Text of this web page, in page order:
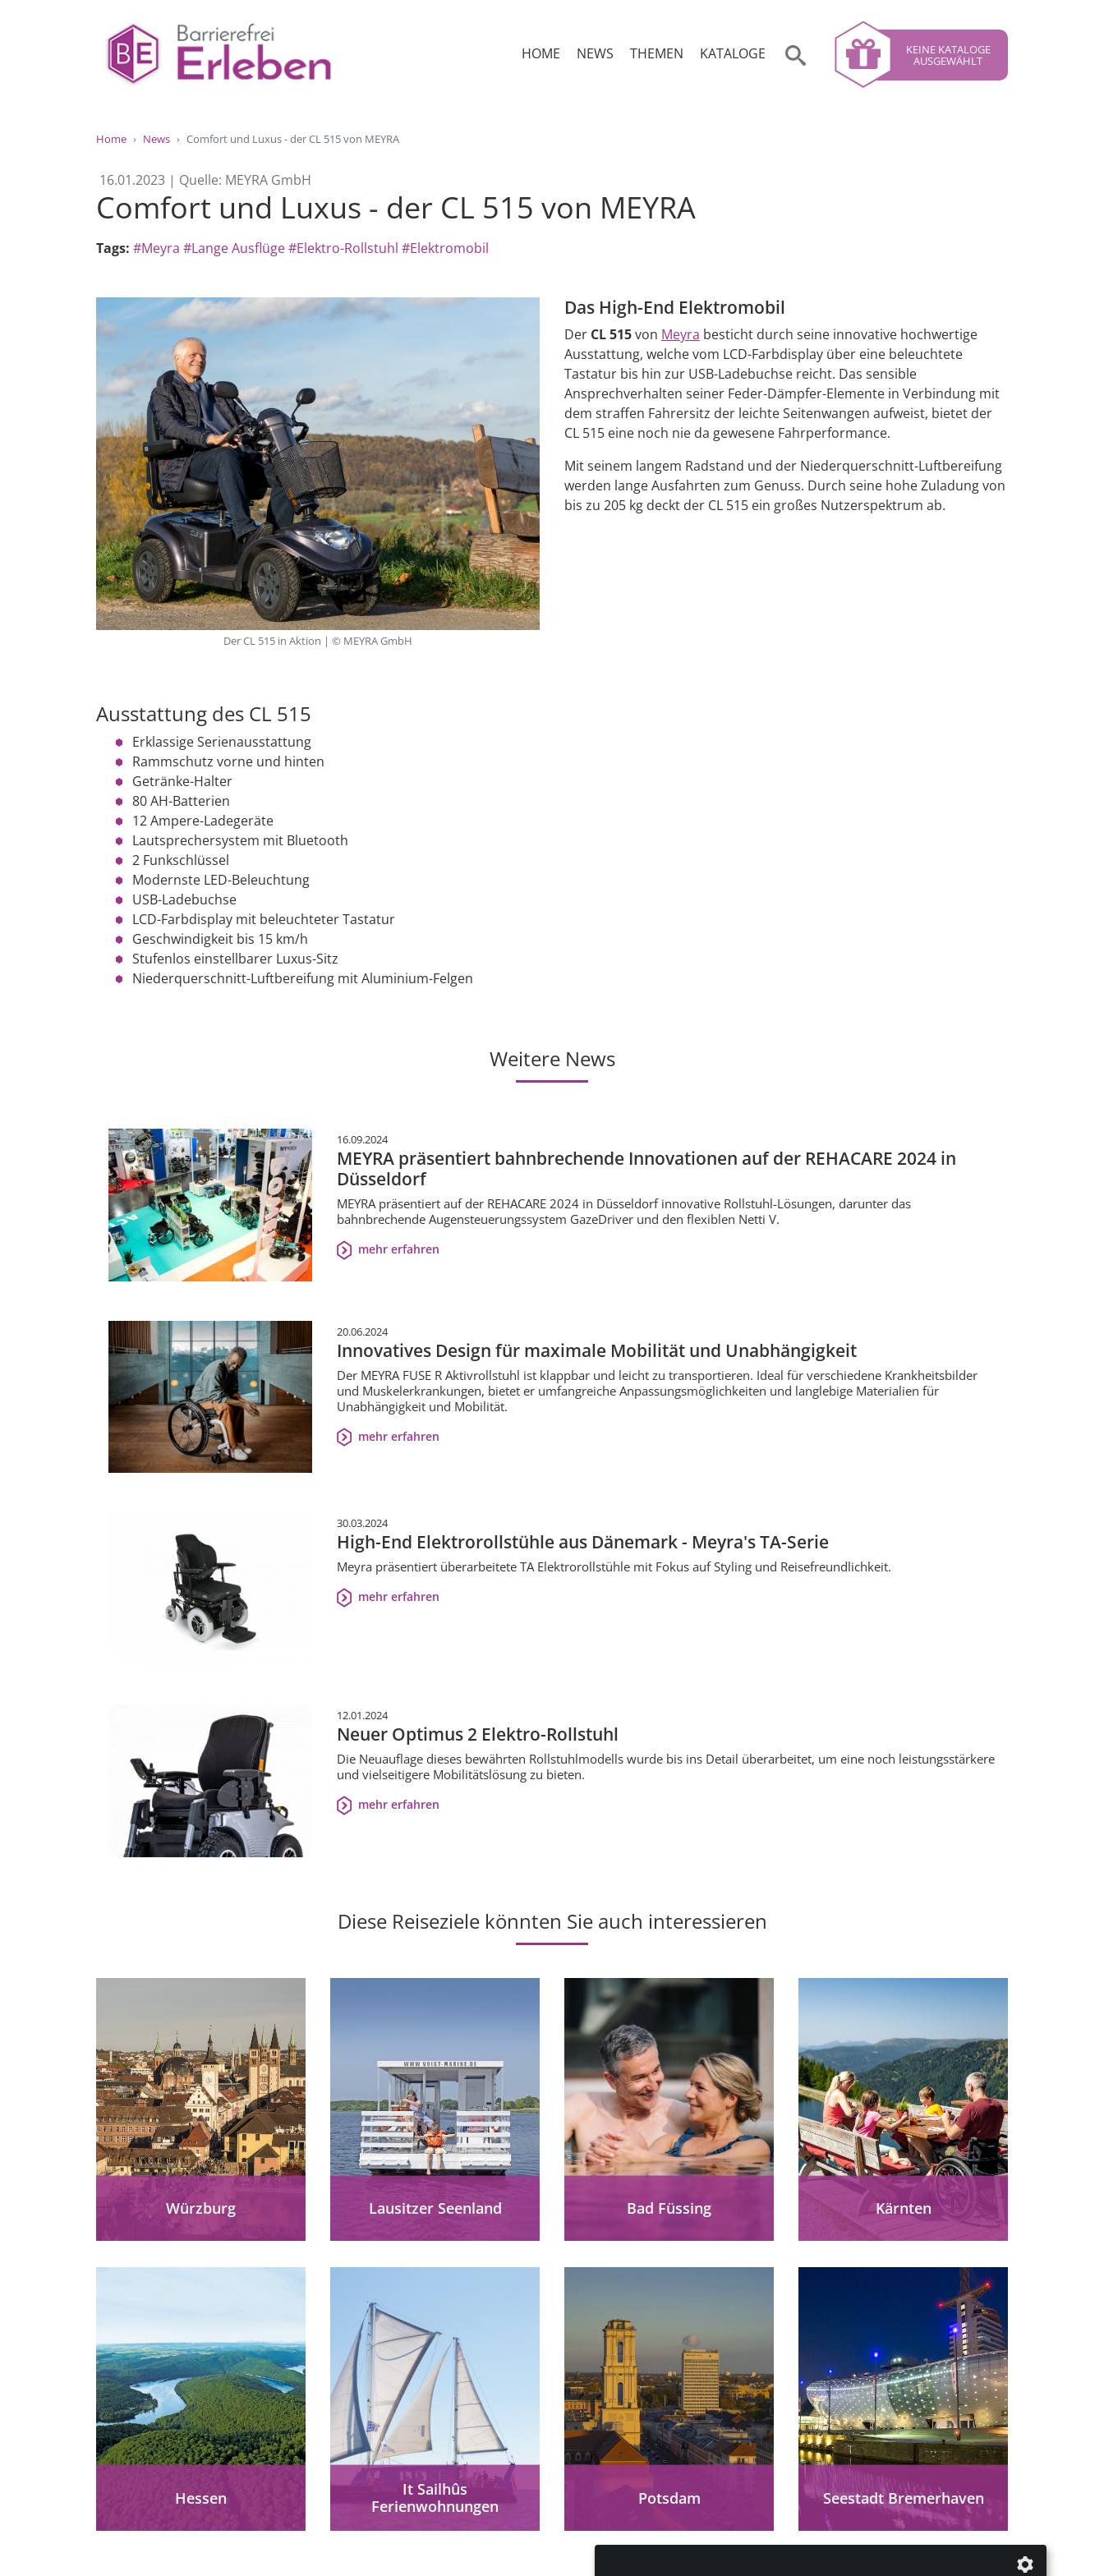
HOME NEWS THEMEN KATALOGE KEINE KATALOGE
AUSGEWÄHLT
Home News Comfort und Luxus - der CL 515 von MEYRA
16.01.2023 | Quelle: MEYRA GmbH
Comfort und Luxus - der CL 515 von MEYRA
Tags: #Meyra #Lange Ausflüge#Elektro-Rollstuhl #Elektromobil
Das High-End Elektromobil
Der CL 515von Meyra besticht durch seine innovative hochwertige
Ausstattung, welche vom LCD-Farbdisplay über eine beleuchtete
Tastatur bis hin zur USB-Ladebuchse reicht. Das sensible
Ansprechverhalten seiner Feder-Dämpfer-Elemente in Verbindung mit
dem straffen Fahrersitz der leichte Seitenwangen aufweist, bietet der
CL 515 eine noch nie da gewesene Fahrperformance.
Mit seinem langem Radstand und der Niederquerschnitt-Luftbereifung
werden lange Ausfahrten zum Genuss. Durch seine hohe Zuladung von
bis zu 205 kg deckt der CL 515 ein großes Nutzerspektrum ab.
Der CL 515 in Aktion | © MEYRA GmbH
Ausstattung des CL 515
Erklassige Serienausstattung
Rammschutz vorne und hinten
Getränke-Halter
80 AH-Batterien
12 Ampere-Ladegeräte
Lautsprechersystem mit Bluetooth
2 Funkschlüssel
Modernste LED-Beleuchtung
USB-Ladebuchse
LCD-Farbdisplay mit beleuchteter Tastatur
Geschwindigkeit bis 15 km/h
Stufenlos einstellbarer Luxus-Sitz
Niederquerschnitt-Luftbereifung mit Aluminium-Felgen
Weitere News
16.09.2024
MEYRA präsentiert bahnbrechende Innovationen auf der REHACARE 2024 in
Düsseldorf
MEYRA präsentiert auf der REHACARE 2024 in Düsseldorf innovative Rollstuhl-Lösungen, darunter das
bahnbrechende Augensteuerungssystem GazeDriver und den flexiblen Netti V.
mehr erfahren
20.06.2024
Innovatives Design für maximale Mobilität und Unabhängigkeit
Der MEYRA FUSE R Aktivrollstuhl ist klappbar und leicht zu transportieren. Ideal für verschiedene Krankheitsbilder
und Muskelerkrankungen, bietet er umfangreiche Anpassungsmöglichkeiten und langlebige Materialien für
Unabhängigkeit und Mobilität.
mehr erfahren
30.03.2024
High-End Elektrorollstühle aus Dänemark - Meyra's TA-Serie
Meyra präsentiert überarbeitete TA Elektrorollstühle mit Fokus auf Styling und Reisefreundlichkeit.
mehr erfahren
12.01.2024
Neuer Optimus 2 Elektro-Rollstuhl
Die Neuauflage dieses bewährten Rollstuhlmodells wurde bis ins Detail überarbeitet, um eine noch leistungsstärkere
und vielseitigere Mobilitätslösung zu bieten.
mehr erfahren
Diese Reiseziele könnten Sie auch interessieren
Würzburg
erleben: UNESCO-Residenz,
mehr erfahren
Lausitzer Seenland
barrierefrei erleben:
inklusive Spielplätze &
Unterkünfte in Europas
größter Seenlandschaft.
mehr erfahren
Bad Füssing
Thermenurlaub in Bayern.
mehr erfahren
Kärnten
Hürden, dafür inmitten der
Alpensüdseite: Kärnten
macht es möglich.
mehr erfahren
Hessen
It Sailhûs
Ferienwohnungen
Potsdam Seestadt Bremerhaven